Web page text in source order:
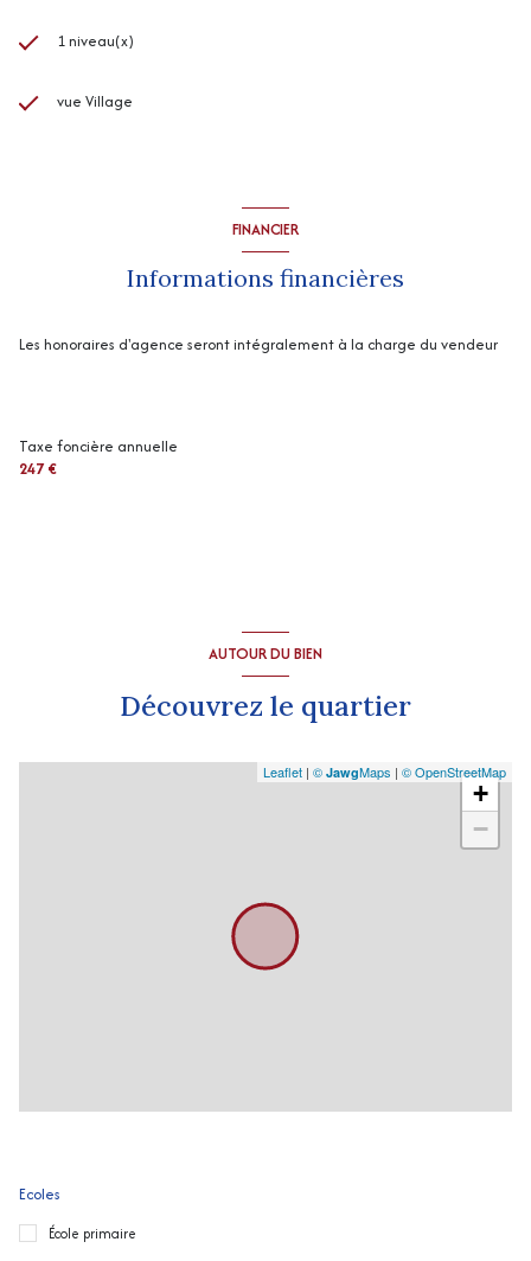
1 niveau(x)
vue Village
FINANCIER
Informations financières
Les honoraires d'agence seront intégralement à la charge du vendeur
Taxe foncière annuelle
247 €
AUTOUR DU BIEN
Découvrez le quartier
+
−
Leaflet | © JawgMaps | © OpenStreetMap
Ecoles
École primaire